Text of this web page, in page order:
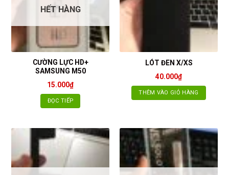
HẾT HÀNG
CƯỜNG LỰC HD+
SAMSUNG M50
15.000₫
ĐỌC TIẾP
LÓT ĐEN X/XS
40.000₫
THÊM VÀO GIỎ HÀNG